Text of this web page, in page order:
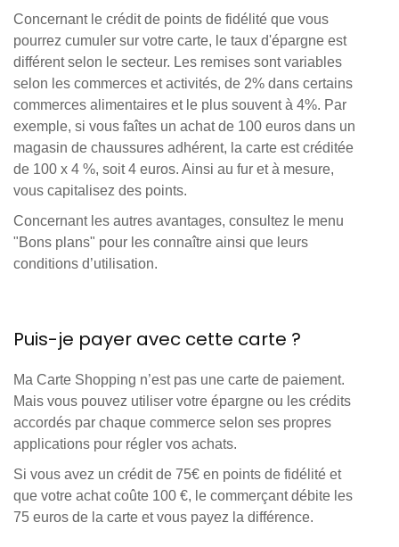
Concernant le crédit de points de fidélité que vous
pourrez cumuler sur votre carte, le taux d'épargne est
différent selon le secteur. Les remises sont variables
selon les commerces et activités, de 2% dans certains
commerces alimentaires et le plus souvent à 4%. Par
exemple, si vous faîtes un achat de 100 euros dans un
magasin de chaussures adhérent, la carte est créditée
de 100 x 4 %, soit 4 euros. Ainsi au fur et à mesure,
vous capitalisez des points.
Concernant les autres avantages, consultez le menu
"Bons plans" pour les connaître ainsi que leurs
conditions d’utilisation.
Puis-je payer avec cette carte ?
Ma Carte Shopping n’est pas une carte de paiement.
Mais vous pouvez utiliser votre épargne ou les crédits
accordés par chaque commerce selon ses propres
applications pour régler vos achats.
Si vous avez un crédit de 75€ en points de fidélité et
que votre achat coûte 100 €, le commerçant débite les
75 euros de la carte et vous payez la différence.